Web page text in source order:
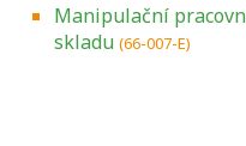
Manipulační
skladu (66-007-E)
Projděte si